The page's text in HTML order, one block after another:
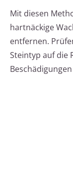
Mit diesen
hartnäckige
entfernen.
Steintyp auf die